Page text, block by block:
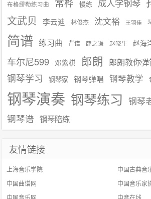
布格缪勒练习曲 慢练 成人学钢琴
文武贝 李云迪 林俊杰 沈文裕 王羽佳
简谱 练习曲 背谱 薛之谦 赵晓生 赵海
车尔尼599 邓紫棋 郎朗 郎朗教你
钢琴学习 钢琴家 钢琴弹唱 钢琴教学
钢琴演奏 钢琴练习 钢琴
钢琴谱 钢琴陪练
友情链接
上海音乐学院
中国古典音
中国曲谱网
中国音乐家
中国音乐网
中音在线